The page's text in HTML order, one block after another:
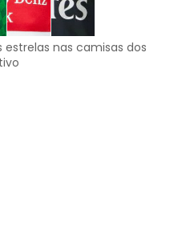
nas camisas dos